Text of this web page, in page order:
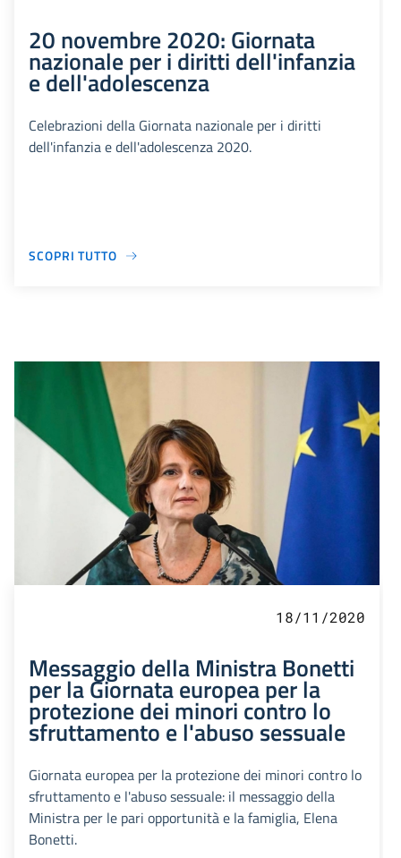
20 novembre 2020: Giornata
nazionale per i diritti dell'infanzia
e dell'adolescenza
Celebrazioni della Giornata nazionale per i diritti
dell'infanzia e dell'adolescenza 2020.
SCOPRI TUTTO
18/11/2020
Messaggio della Ministra Bonetti
per la Giornata europea per la
protezione dei minori contro lo
sfruttamento e l'abuso sessuale
Giornata europea per la protezione dei minori contro lo
sfruttamento e l'abuso sessuale: il messaggio della
Ministra per le pari opportunità e la famiglia, Elena
Bonetti.